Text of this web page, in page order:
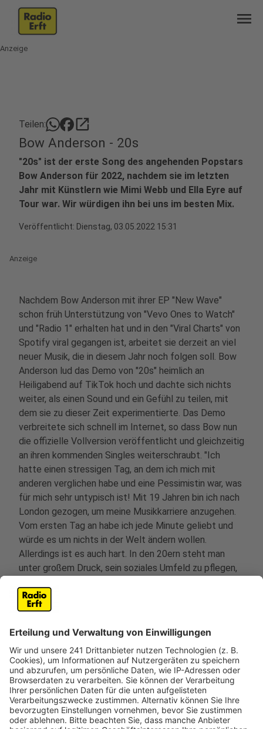
menu
Anzeige
Teilen: open_in_new
Bow Anderson - 20s
"20s" ist der erste Song des angehenden Popstars
Bow Anderson für 2022, nachdem sie im letzten
Jahr mit Künstlern wie Mimi Webb und Ella Eyre auf
Tour war. Wir würdigen ihn bei uns im besten Mix.
Veröffentlicht: Dienstag, 03.05.2022 15:31
Anzeige
Nachdem Bow Anderson mit ihrer EP "New Wave"
schon früh Unterstützung von "Vevo Ones to Watch"
und "Radio 1" erhalten hat und in den "Viral Charts" von
Spotify viral gegangen ist, arbeitet sie derzeit an viel
neuer Musik, die in diesem Jahr noch folgen soll. Bow
Anderson lud das Demo von "20s" heimlich an
Heiligabend auf TikTok hoch und dachte sich nichts
weiter, als einen Sound und ein Gefühl zu teilen, mit
dem sie zu dieser Zeit experimentierte. Das Demo
verbreitete sich schnell im Internet, so dass Bow nun
die offizielle Vollversion veröffentlicht und gleichzeitig
an ihren kommenden Singles weiterschraubt. "Ich
hatte einen stressigen Tag, an dem ich mich mit
anderen verglichen habe und eine Pessimistin war, was
für mich sehr untypisch ist! Mit 19 Jahren bin ich nach
London gezogen, um meine Musikkarriere anzugehen.
Vom ersten Tag an habe ich jede Minute geliebt und
würde es um nichts in der Welt ändern wollen.
Allerdings ist es auch hart. In den 20ern steht man
unter großem Druck, sein soziales Umfeld zu pflegen,
aber auch gesund leben. Man befindet sich auf einer
Gefühlsachterbahn, während man noch herausfindet,
schreiben, weil ich glaube, dass viele Leute denken, sie
seien die Einzigen, die sowas durchmachen (mich
eingeschlossen), obwohl wir in Wirklichkeit alle damit
zu kämpfen haben. Ich hoffe, dieser Song hilft den
Leuten zu erkennen, dass es in Ordnung ist, nicht
perfekt zu sein, denn die besonderen Eigenschaften
eines Menschen machen ihn zu etwas Einzigartigem."